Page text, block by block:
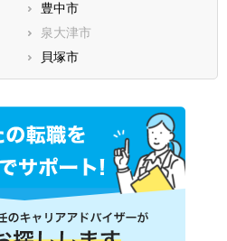
豊中市
泉大津市
貝塚市